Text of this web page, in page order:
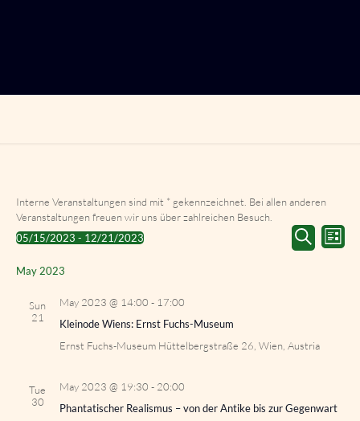
Interne Veranstaltungen sind mit * gekennzeichnet. Bei allen anderen
Veranstaltungen freuen wir uns über zahlreichen Besuch.
Events
Search
Search
Event
Views
List
05/15/2023 - 12/21/2023
date.
May 2023
Sun
21
May 2023 @ 14:00 - 17:00
Kleinode Wiens: Ernst Fuchs-Museum
Ernst Fuchs-Museum Hüttelbergstraße 26, Wien, Austria
Tue
30
May 2023 @ 19:30 - 20:00
Phantatischer Realismus – von der Antike bis zur Gegenwart